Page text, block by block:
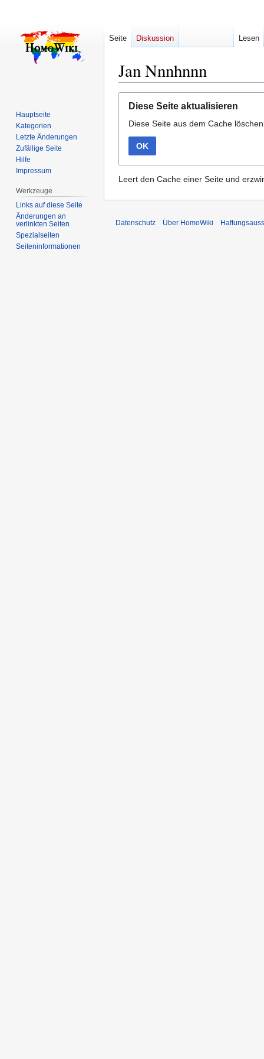
Jan Nnnhnnn
Navigation
springen
Suche
springen
Diese Seite aktualisieren
Diese Seite aus dem Cache
OK
Leert den Cache einer Seite und
Seite Diskussion Lesen
Hauptseite
Kategorien
Letzte Änderungen
Zufällige Seite
Hilfe
Impressum
Werkzeuge
Links auf diese Seite
Änderungen an
verlinkten Seiten
Spezialseiten
Seiten­­informationen
Datenschutz Über HomoWiki